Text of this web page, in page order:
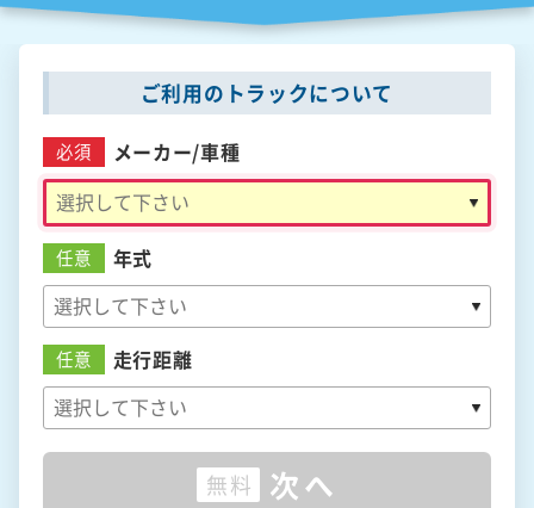
ご利用のトラックについて
必須 メーカー/車種
任意 年式
任意 走行距離
無料 次へ